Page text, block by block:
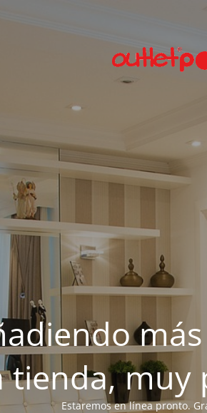
tienda, muy
Estaremos en línea pronto.